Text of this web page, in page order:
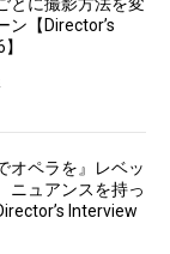
ン【Director’s
オペラを』レベッ
ュアンスを持っ
Interview